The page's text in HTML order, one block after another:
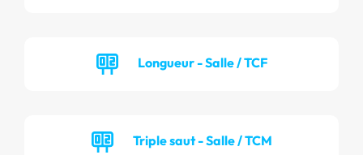
Longueur - Salle / TCF
Triple saut - Salle / TCM